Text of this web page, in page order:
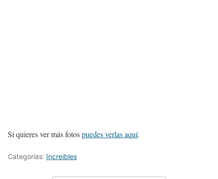
Si quieres ver más fotospuedes verlas aquí.
Categorías: Increibles